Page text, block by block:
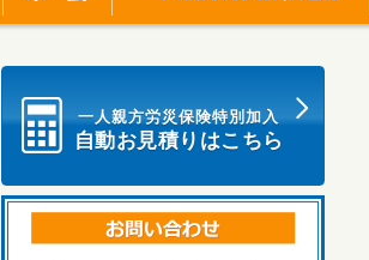
一人親方労災保険特別加入
自動お見積りはこちら